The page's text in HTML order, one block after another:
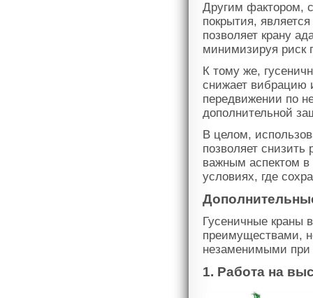
Другим фактором,
покрытия,
позволяет крану
минимизируя риск
К тому же,
снижает вибрацию
передвижении по
дополнительной
В целом,
позволяет снизить
важным аспектом в
условиях, где
Гусеничные краны
преимуществами,
незаменимыми при
1. Работа на